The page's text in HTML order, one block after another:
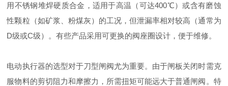
用不锈钢堆焊硬质合金，适用于高温（可达400℃）或含有磨蚀
性颗粒（如矿浆、粉煤灰）的工况，但泄漏率相对较高（通常为
D级或C级）。有些产品采用可更换的阀座圈设计，便于维修。
电动执行器的选型对于刀型闸阀尤为重要。由于闸板关闭时需克
服物料的剪切阻力和摩擦力，所需扭矩可能远大于普通闸阀。特